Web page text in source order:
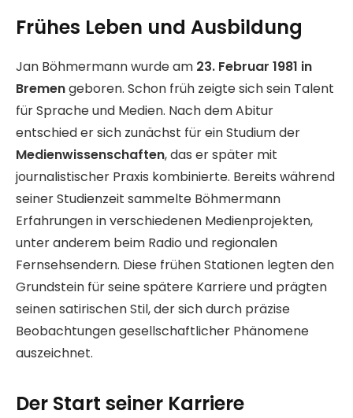
Frühes Leben und Ausbildung
Jan Böhmermann wurde am 23. Februar 1981 in
Bremengeboren. Schon früh zeigte sich sein Talent
für Sprache und Medien. Nach dem Abitur
entschied er sich zunächst für ein Studium der
Medienwissenschaften, das er später mit
journalistischer Praxis kombinierte. Bereits während
seiner Studienzeit sammelte Böhmermann
Erfahrungen in verschiedenen Medienprojekten,
unter anderem beim Radio und regionalen
Fernsehsendern. Diese frühen Stationen legten den
Grundstein für seine spätere Karriere und prägten
seinen satirischen Stil, der sich durch präzise
Beobachtungen gesellschaftlicher Phänomene
auszeichnet.
Der Start seiner Karriere